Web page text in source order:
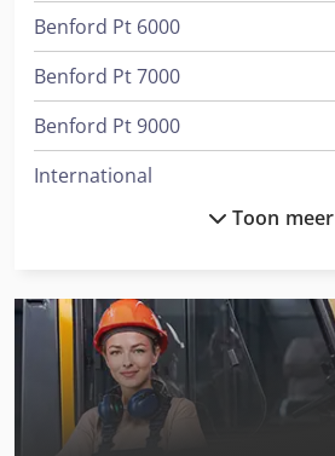
Benford Pt 6000
Benford Pt 7000
Benford Pt 9000
International
International 3288
International 3688
International 433
Toon meer